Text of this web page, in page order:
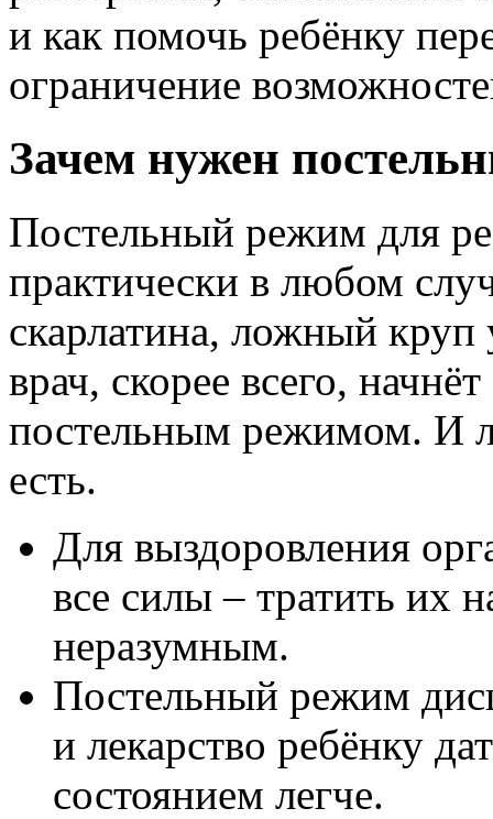
и как помочь ребёнку
ограничение
Зачем нужен
Постельный режим для
практически в любом
скарлатина, ложный круп
врач, скорее всего,
постельным режимом. И
есть.
Для выздоровления
все силы – тратить их
неразумным.
Постельный режим
и лекарство ребёнку
состоянием легче.